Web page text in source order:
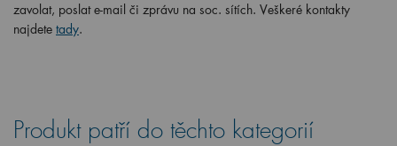
zavolat, poslat e-mail či zprávu na soc. sítích. Veškeré kontakty
najdete tady.
Produkt patří do těchto kategorií